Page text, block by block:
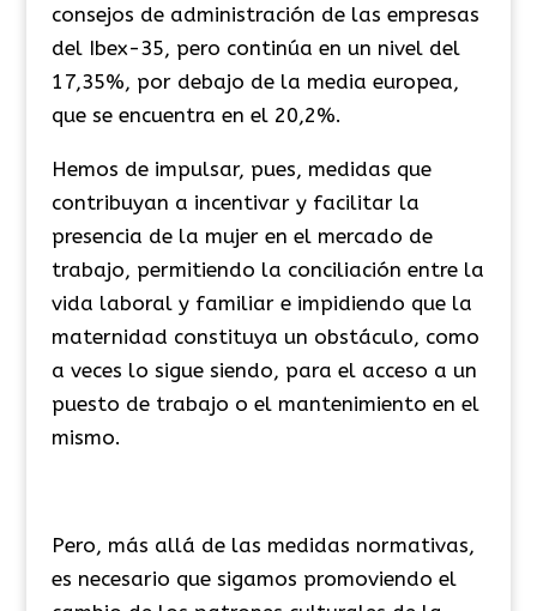
consejos de administración de las empresas
del Ibex-35, pero continúa en un nivel del
17,35%, por debajo de la media europea,
que se encuentra en el 20,2%.
Hemos de impulsar, pues, medidas que
contribuyan a incentivar y facilitar la
presencia de la mujer en el mercado de
trabajo, permitiendo la conciliación entre la
vida laboral y familiar e impidiendo que la
maternidad constituya un obstáculo, como
a veces lo sigue siendo, para el acceso a un
puesto de trabajo o el mantenimiento en el
mismo.
Pero, más allá de las medidas normativas,
es necesario que sigamos promoviendo el